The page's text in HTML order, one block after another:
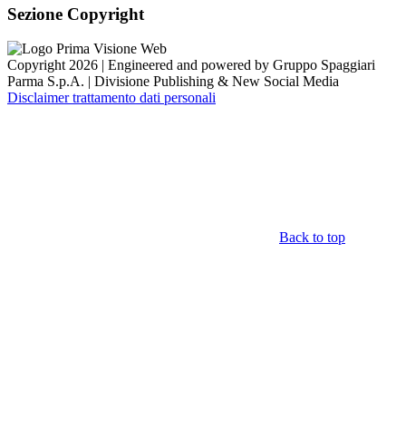
Sezione Copyright
Copyright 2026 | Engineered and powered by Gruppo Spaggiari
Parma S.p.A. | Divisione Publishing & New Social Media
Disclaimer trattamento dati personali
Back to top